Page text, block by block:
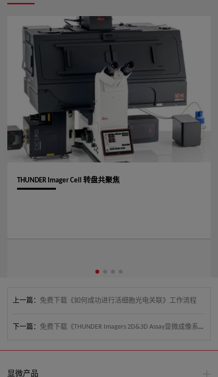
THUNDER Imager Cell 转盘共聚焦
上一篇： 免费下载《如何成功进行活细胞光电关联》工作流程
下一篇： 免费下载《THUNDER Imagers 2D&3D Assay显微成像系统简介、特点、技术等》
显微产品